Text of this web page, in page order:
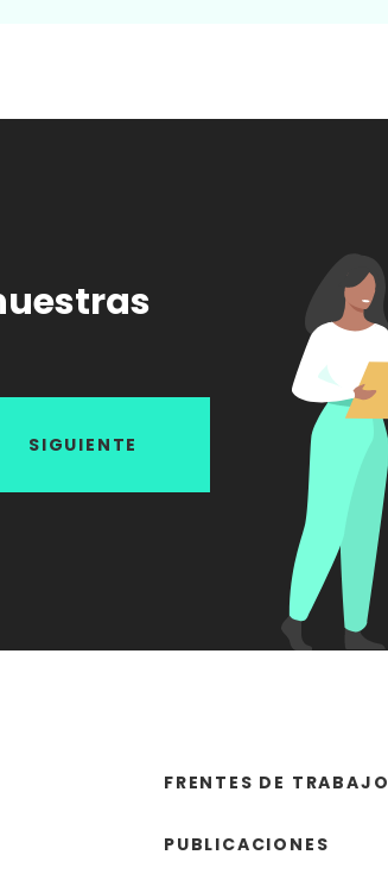
SIGUIENTE
FRENTES DE TRABAJO
PUBLICACIONES